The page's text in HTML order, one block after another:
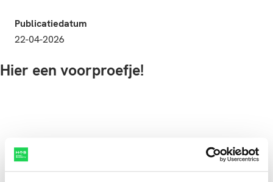
Publicatiedatum
22-04-2026
Hier een voorproefje!